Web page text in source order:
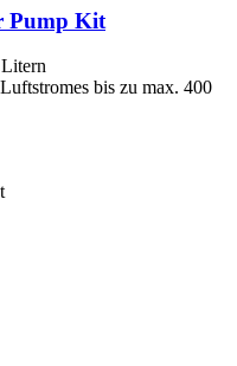
Pump Kit
bis zu max. 400